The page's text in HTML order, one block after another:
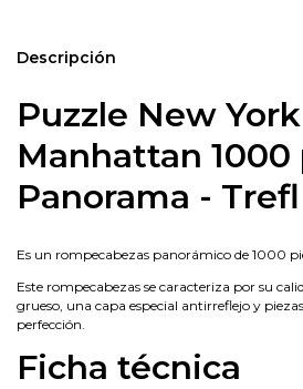
Descripción
Puzzle New York
Manhattan 1000
Panorama - Trefl
Es un rompecabezas panorámico de 1000
Este rompecabezas se caracteriza por su
grueso, una capa especial antirreflejo y
perfección.
Ficha técnica